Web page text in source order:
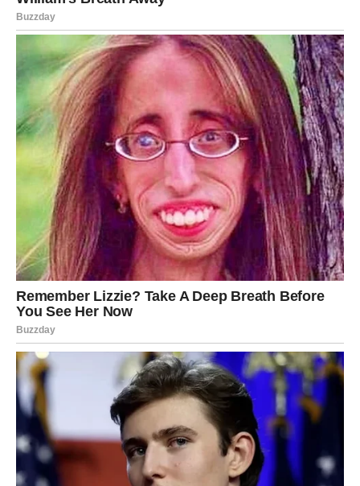
U ljubavi, ako si u vezi, razgovori donose jasnoću i novi
balans. Slobodne Vage mogu shvatiti da ih privlači
stabilnost više nego drama.
Ovi dani te pripremaju za februar u kome ćeš jasnije znati
šta želiš, a šta više ne prihvataš.
Poruka perioda: Ravnoteža počinje iskrenošću.
ŠKORPIJA
Za Škorpije, kraj januara je vreme dubokih unutrašnjih
uvida. Intuicija je jaka, a istine izlaze na površinu – tvoje i
tuđe. Ovo nije lak period, ali je izuzetno oslobađajući.
U ljubavi, ako si u vezi, odnos prolazi kroz fazu
transformacije. Slobodne Škorpije mogu doživeti susret
koji deluje sudbinski.
Na ličnom planu, januar se završava osećajem da si bliže